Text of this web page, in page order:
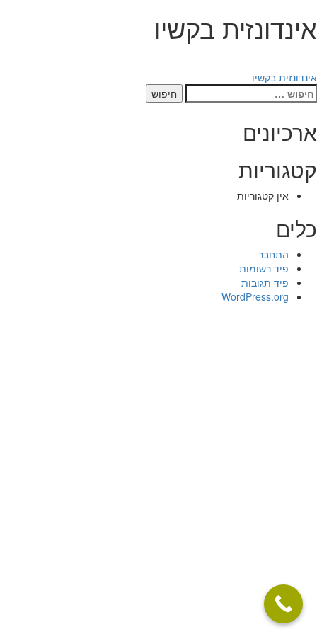
אינדונזית בקשיו
ניווט
אינדונזית בקשיו
חיפוש:
ארכיונים
קטגוריות
אין קטגוריות
כלים
התחבר
פיד רשומות
פיד תגובות
WordPress.org